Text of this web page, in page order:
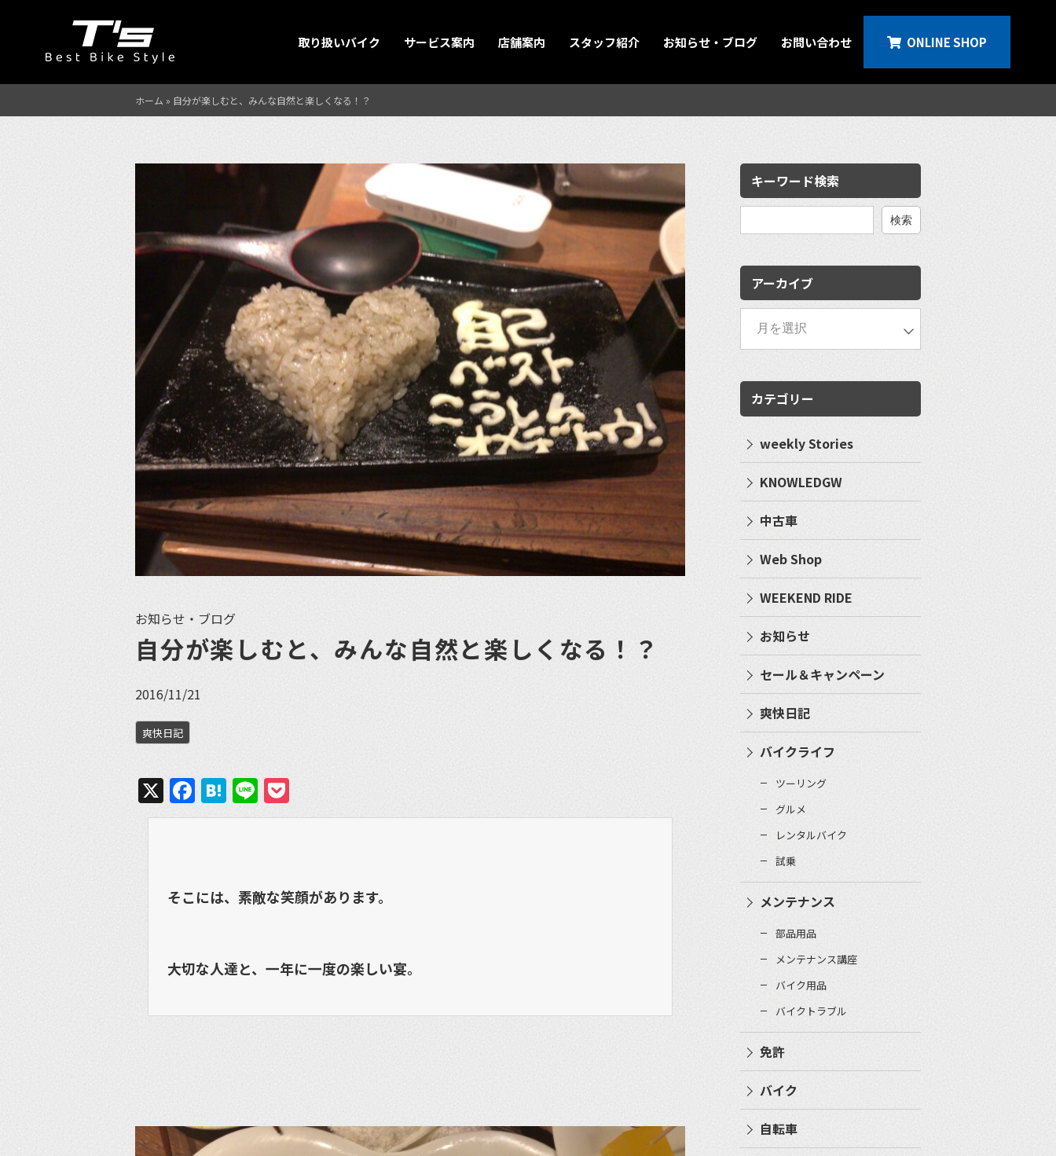
取り扱いバイク サービス案内 店舗案内 スタッフ紹介 お知らせ・ブログ お問い合わせ ONLINE SHOP
ホーム » 自分が楽しむと、みんな自然と楽しくなる！？
お知らせ・ブログ
自分が楽しむと、みんな自然と楽しくなる！？
2016/11/21
爽快日記
X Facebook
Hatena
Line
そこには、素敵な笑顔があります。
大切な人達と、一年に一度の楽しい宴。
キーワード検索
検
アーカイブ
カテゴリー
weekly Stories
KNOWLEDGW
中古車
Web Shop
WEEKEND RIDE
お知らせ
セール＆キャンペーン
爽快日記
バイクライフ
ツーリング
グルメ
レンタルバイク
試乗
メンテナンス
部品用品
メンテナンス講座
バイク用品
バイクトラブル
免許
バイク
自転車